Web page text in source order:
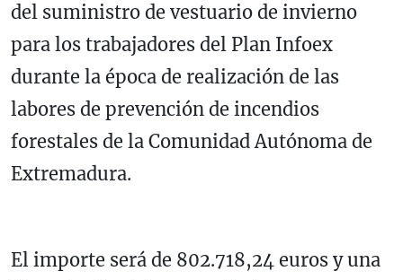
del suministro de vestuario de invierno
para los trabajadores del Plan Infoex
durante la época de realización de las
labores de prevención de incendios
forestales de la Comunidad Autónoma de
Extremadura.
El importe será de 802.718,24 euros y una